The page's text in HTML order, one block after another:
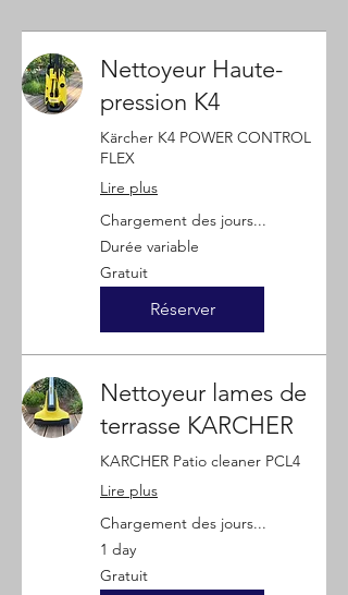
Nettoyeur Haute-
pression K4
Kärcher K4 POWER CONTROL
FLEX
Lire plus
Chargement des jours...
Durée variable
Gratuit
Gratuit
Réserver
Nettoyeur lames de
terrasse KARCHER
KARCHER Patio cleaner PCL4
Lire plus
Chargement des jours...
1 day
Gratuit
Gratuit